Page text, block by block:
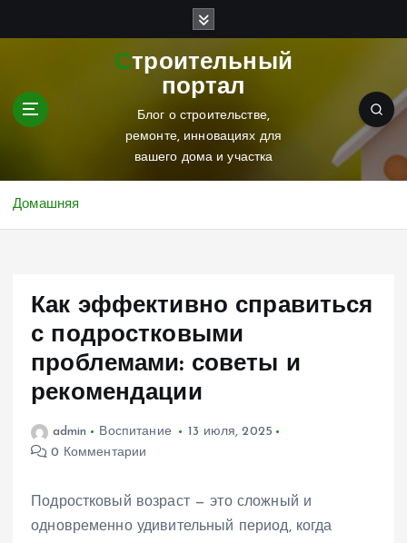
Строительный
портал
Блог о строительстве,
ремонте, инновациях для
вашего дома и участка
Домашняя
Как эффективно справиться
с подростковыми
проблемами: советы и
рекомендации
admin Воспитание
13 июля, 2025
0 Комментарии
Подростковый возраст — это сложный и
одновременно удивительный период, когда